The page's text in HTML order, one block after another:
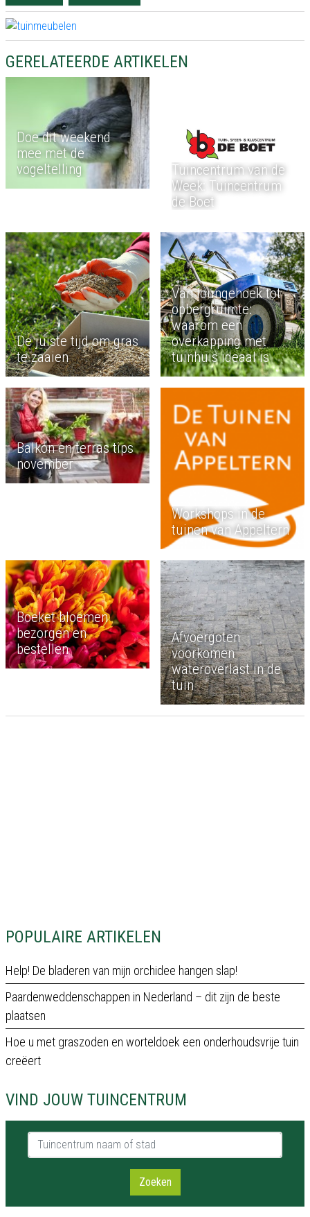
POPULAIRE ARTIKELEN
Help! De bladeren van mijn orchidee hangen slap!
Paardenweddenschappen in Nederland – dit zijn de beste
plaatsen
Hoe u met graszoden en worteldoek een onderhoudsvrije tuin
creëert
VIND JOUW TUINCENTRUM
Tuincentrum naam of stad
Zoeken
GERELATEERDE ARTIKELEN
Doe dit weekend
mee met de
vogeltelling
Tuincentrum van de
Week: Tuincentrum
de Boet
De juiste tijd om gras
te zaaien
Van loungehoek tot
opbergruimte:
waarom een
overkapping met
tuinhuis ideaal is
Balkon en terras tips
november
Workshops in de
tuinen van Appeltern
Boeket bloemen
bezorgen en
bestellen
Afvoergoten
voorkomen
wateroverlast in de
tuin